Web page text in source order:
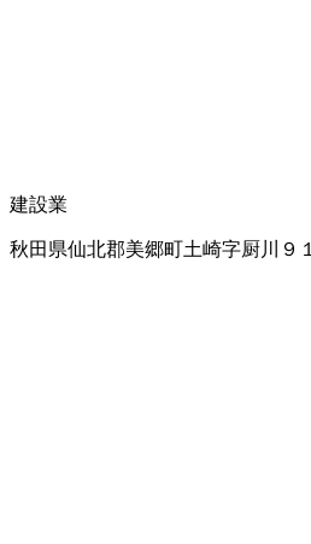
建設業
秋田県仙北郡美郷町土崎字厨川９１